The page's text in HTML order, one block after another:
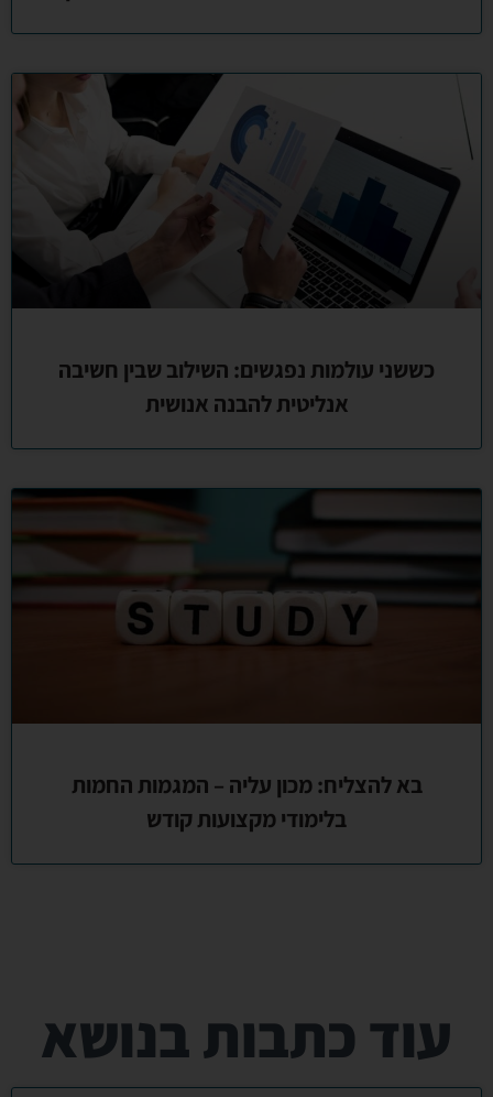
כששני עולמות נפגשים: השילוב שבין חשיבה
אנליטית להבנה אנושית
בא להצליח: מכון עליה – המגמות החמות
בלימודי מקצועות קודש
עוד כתבות בנושא